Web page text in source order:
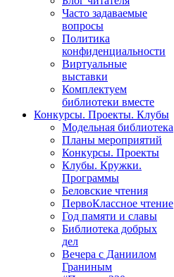
Часто задаваемые
вопросы
Политика
конфиденциальности
Виртуальные
выставки
Комплектуем
библиотеки вместе
Конкурсы. Проекты. Клубы
Модельная библиотека
Планы мероприятий
Конкурсы. Проекты
Клубы. Кружки.
Программы
Беловские чтения
ПервоКлассное чтение
Год памяти и славы
Библиотека добрых
дел
Вечера с Даниилом
Граниным